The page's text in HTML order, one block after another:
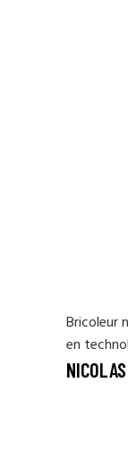
Bricoleur
en